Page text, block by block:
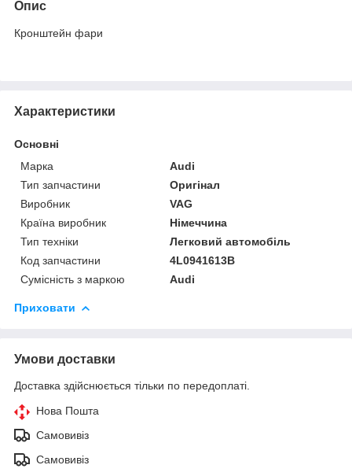
Опис
Кронштейн фари
Характеристики
Основні
Марка
Audi
Тип запчастини
Оригінал
Виробник
VAG
Країна виробник
Німеччина
Тип техніки
Легковий автомобіль
Код запчастини
4L0941613B
Сумісність з маркою
Audi
Приховати
Умови доставки
Доставка здійснюється тільки по передоплаті.
Нова Пошта
Самовивіз
Самовивіз